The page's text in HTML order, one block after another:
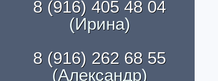
8 (916) 405 48 04
(Ирина)
8 (916) 262 68 55
(Александр)